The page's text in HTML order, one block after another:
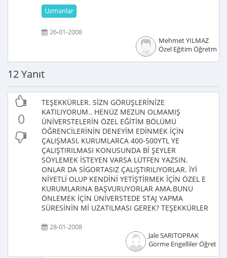
Uzmanlar
26-01-2008
Mehmet YILMAZ
Özel Eğitim Öğretmeni
12 Yanıt
0
TEŞEKKÜRLER. SİZN GÖRÜŞLERİNİZE
KATILIYORUM.. HENÜZ MEZUN OLMAMIŞ
ÜNİVERSTELERİN ÖZEL EĞİTİM BÖLÜMÜ
ÖĞRENCİLERİNİN DENEYİM EDİNMEK İÇİN
ÇALIŞMASI, KURUMLARCA 400-500YTL YE
ÇALIŞTIRILMASI KONUSUNDA Bİ ŞEYLER
SÖYLEMEK İSTEYEN VARSA LÜTFEN YAZSIN.
ONLAR DA SİGORTASIZ ÇALIŞTIRILIYORLAR. İYİ
NİYETLİ OLUP KENDİNİ YETİŞTİRMEK İÇİN ÖZEL E
KURUMLARINA BAŞVURUYORLAR AMA.BUNU
ÖNLEMEK İÇİN ÜNİVERSTEDE STAJ YAPMA
SÜRESİNİN Mİ UZATILMASI GEREK? TEŞEKKÜRLER
28-01-2008
Jale SARITOPRAK
Görme Engelliler